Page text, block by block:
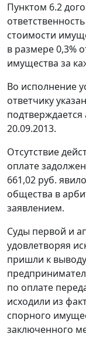
Пунктом 6.2
стоимости
в размере 0,3%
имущества за
Во исполнение
ответчику
20.09.2013.
Отсутствие
оплате
661,02 руб.
общества в
заявлением.
Суды первой и
удовлетворяя
пришли к
по оплате
исходили из
спорного
заключенного